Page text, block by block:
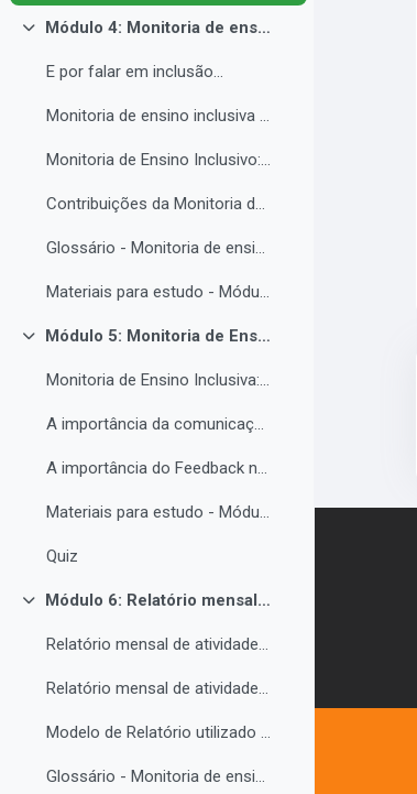
Contrair
Módulo 4: Monitoria de ensino inclusiva no processo formativo de estudantes com Necessidades Educacionais Específicas - NEE no contexto da Educação Profissional e Tecnológica.
E por falar em inclusão...
Monitoria de ensino inclusiva junto a estudante com Necessidades Educacionais Específicas - NEE no contexto da Educação Profissional e Tecnológica.
Monitoria de Ensino Inclusivo: Conceitos e Objetivos.
Contribuições da Monitoria de ensino inclusiva para o estudante com Necessidades Educacionais Específicas.
Glossário - Monitoria de ensino e educação inclusiva.
Materiais para estudo - Módulo 4.
Contrair
Módulo 5: Monitoria de Ensino Inclusiva, comunicação e feedback.
Monitoria de Ensino Inclusiva: comunicação e feedback.
A importância da comunicação entre o(a) monitor(a) e o estudantes PNE.
A importância do Feedback na monitoria de ensino inclusiva.
Materiais para estudo - Módulo 5.
Quiz
Contrair
Módulo 6: Relatório mensal de atividades da Monitoria de ensino inclusiva.
Relatório mensal de atividades da Monitoria de ensino inclusiva.
Relatório mensal de atividades da Monitoria de ensino inclusiva.
Modelo de Relatório utilizado no IFRO pelos monitores de ensino inclusivo.
Glossário - Monitoria de ensino e educação inclusiva.